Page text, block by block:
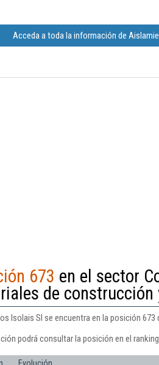
Acceda a toda la información de
673 en el sector
de
Isolais Sl se encuentra en la posición
podrá consultar la posición en el
Evolución